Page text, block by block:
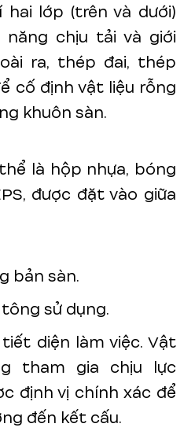
lớp (trên và dưới)
chịu tải và giới
ra, thép đai, thép
cố định vật liệu rỗng
khuôn sàn.
là hộp nhựa, bóng
được đặt vào giữa
bản sàn.
sử dụng.
diện làm việc. Vật
tham gia chịu lực
định vị chính xác để
đến kết cấu.